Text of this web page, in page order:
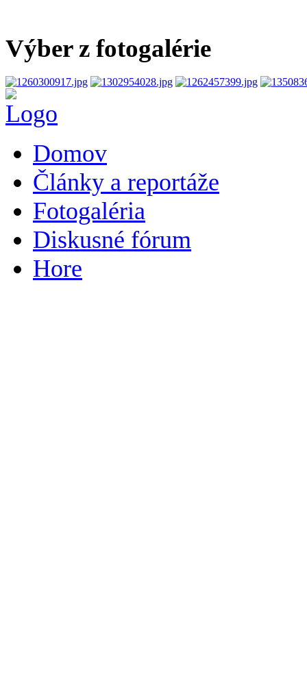
Výber z fotogalérie
Domov
Články a reportáže
Fotogaléria
Diskusné fórum
Hore